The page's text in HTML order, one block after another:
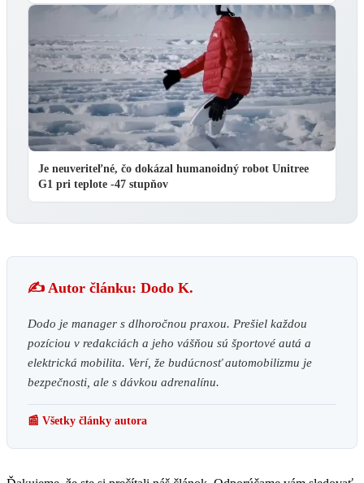
Je neuveriteľné, čo dokázal humanoidný robot Unitree
G1 pri teplote -47 stupňov
✍️ Autor článku: Dodo K.
Dodo je manager s dlhoročnou praxou. Prešiel každou
pozíciou v redakciách a jeho vášňou sú športové autá a
elektrická mobilita. Verí, že budúcnosť automobilizmu je
bezpečnosti, ale s dávkou adrenalínu.
📰 Všetky články autora